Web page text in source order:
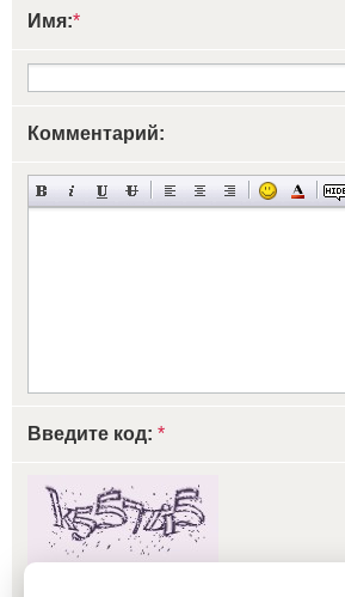
Имя:*
Комментарий:
Введите код: *